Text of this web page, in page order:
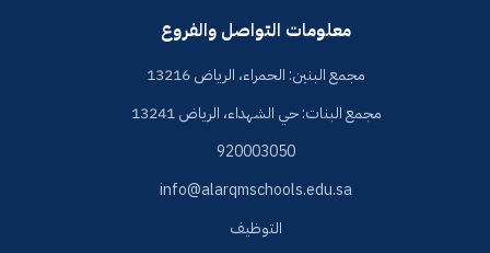
معلومات التواصل والفروع
مجمع البنين: الحمراء، الرياض 13216
مجمع البنات: حي الشهداء، الرياض 13241
920003050
info@alarqmschools.edu.sa
التوظيف